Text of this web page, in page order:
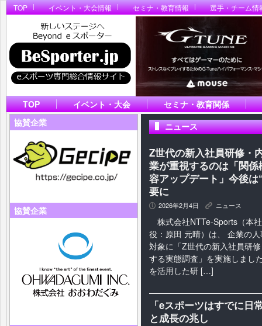
TOP イベント・大会情報 セミナ・教育情報 選手・チーム情
TOP イベント・大会
セミナ・教育関係
協賛企業
協賛企業
ニュース
Z世代の新入社員研修・
業が重視するのは「関
容アップデート」今後
要に
P 2026年2月4日 K ニュース
株式会社NTTe‑Sports（本
役：原田 元晴）は、 企業の
対象に「Z世代の新入社員研
する実態調査」を実施しまし
を活用した研 […]
「eスポーツはすでに
と成長の兆し